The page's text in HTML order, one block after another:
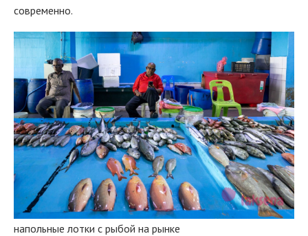
современно.
напольные лотки с рыбой на рынке